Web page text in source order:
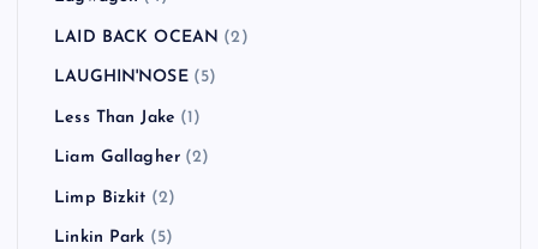
LAID BACK OCEAN (2)
LAUGHIN'NOSE(5)
Less Than Jake (1)
Liam Gallagher (2)
Limp Bizkit (2)
Linkin Park (5)